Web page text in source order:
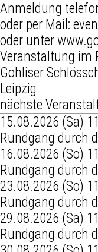
Anmeldung
oder per Mail:
oder unter
Veranstaltung im
Gohliser
Leipzig
nächste
15.08.2026 (Sa)
Rundgang durch
16.08.2026 (So)
Rundgang durch
23.08.2026 (So)
Rundgang durch
29.08.2026 (Sa)
Rundgang durch